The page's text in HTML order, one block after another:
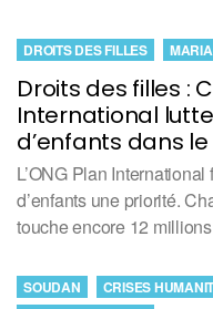
Droits des filles :
International
d’enfants dans
DROITS DES FILLES
L’ONG Plan
d’enfants une priorité.
touche encore 12
SOUDAN CRISES